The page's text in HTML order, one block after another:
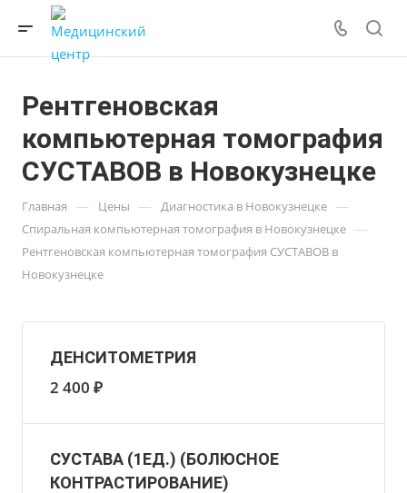
Рентгеновская
компьютерная томография
СУСТАВОВ в Новокузнецке
Главная — Цены — Диагностика в Новокузнецке —
Спиральная компьютерная томография в Новокузнецке —
Рентгеновская компьютерная томография СУСТАВОВ в
Новокузнецке
ДЕНСИТОМЕТРИЯ
2 400 ₽
СУСТАВА (1ЕД.) (БОЛЮСНОЕ
КОНТРАСТИРОВАНИЕ)